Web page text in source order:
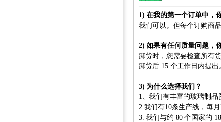
1) 在我的第一个订单中，
我们可以。但每个订购商
2) 如果有任何质量问题，
卸货时，您需要检查所有
卸货后 15 个工作日内提
3) 为什么选择我们？
1、我们有丰富的玻璃制
2.我们有10条生产线，每
3. 我们与约 80 个国家的